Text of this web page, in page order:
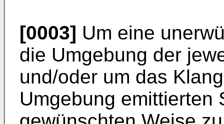
[0003] Um eine
die Umgebung der
und/oder um das
Umgebung emittierten